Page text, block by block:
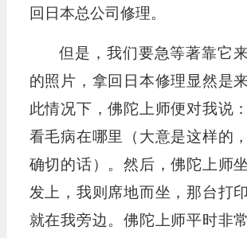
回日本总公司修理。
但是，我们要急等著靠它
的照片，拿回日本修理显然是
此情况下，佛陀上师便对我说
看毛病在哪里（大意是这样的
确切的话）。然后，佛陀上师
发上，我则席地而坐，那台打
就在我旁边。佛陀上师平时非